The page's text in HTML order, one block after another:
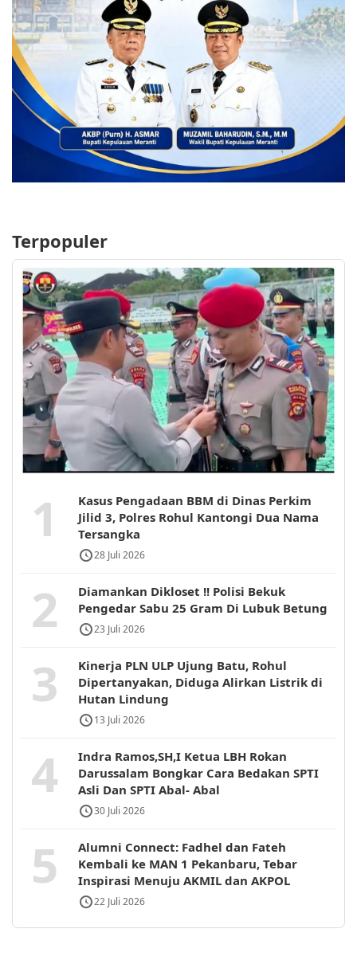
Terpopuler
1
Kasus Pengadaan BBM di Dinas Perkim
Jilid 3, Polres Rohul Kantongi Dua Nama
Tersangka
28 Juli 2026
2
Diamankan Dikloset !! Polisi Bekuk
Pengedar Sabu 25 Gram Di Lubuk Betung
23 Juli 2026
3
Kinerja PLN ULP Ujung Batu, Rohul
Dipertanyakan, Diduga Alirkan Listrik di
Hutan Lindung
13 Juli 2026
4
Indra Ramos,SH,I Ketua LBH Rokan
Darussalam Bongkar Cara Bedakan SPTI
Asli Dan SPTI Abal- Abal
30 Juli 2026
5
Alumni Connect: Fadhel dan Fateh
Kembali ke MAN 1 Pekanbaru, Tebar
Inspirasi Menuju AKMIL dan AKPOL
22 Juli 2026